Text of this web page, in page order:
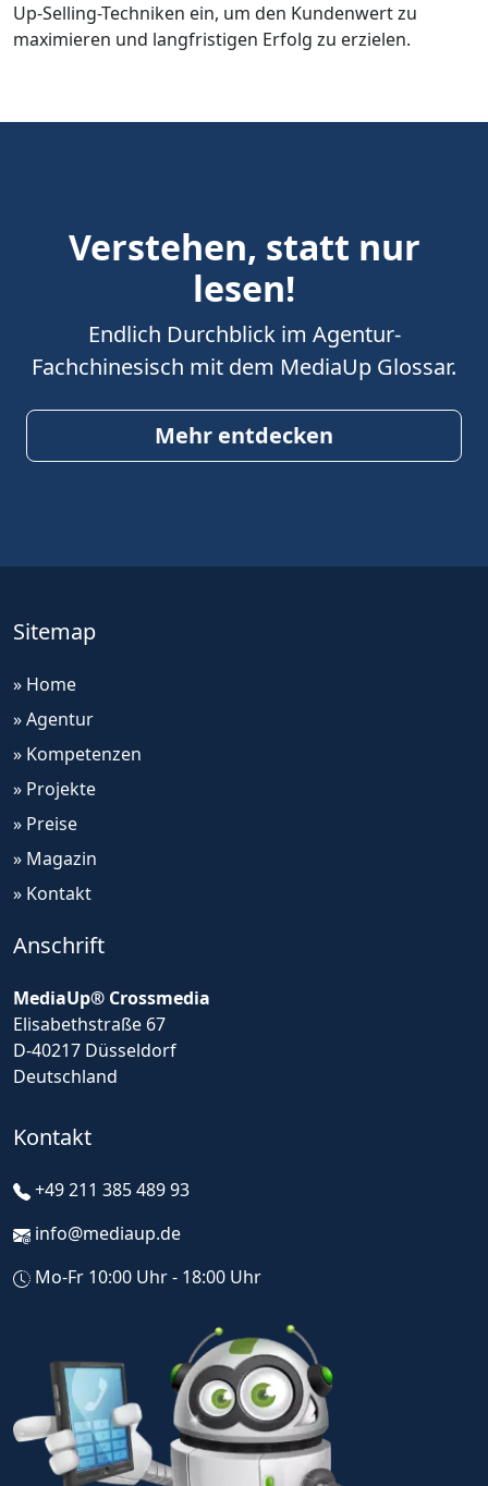
Up-Selling-Techniken ein, um den Kundenwert zu
maximieren und langfristigen Erfolg zu erzielen.
Verstehen, statt nur
lesen!
Endlich Durchblick im Agentur-
Fachchinesisch mit dem MediaUp Glossar.
Mehr entdecken
Sitemap
» Home
» Agentur
» Kompetenzen
» Projekte
» Preise
» Magazin
» Kontakt
Anschrift
MediaUp® Crossmedia
Elisabethstraße 67
D-40217 Düsseldorf
Deutschland
Kontakt
+49 211 385 489 93
info@mediaup.de
Mo-Fr 10:00 Uhr - 18:00 Uhr